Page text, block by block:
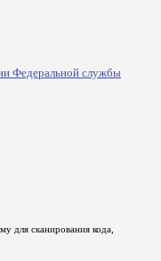
Федеральной службы
для сканирования кода,